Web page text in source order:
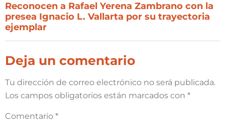
Reconocen a Rafael Yerena Zambrano con la
presea Ignacio L. Vallarta por su trayectoria
ejemplar
Deja un comentario
Tu dirección de correo electrónico no será publicada.
Los campos obligatorios están marcados con *
Comentario *